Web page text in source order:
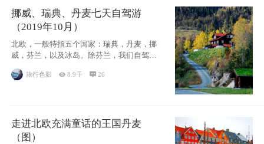
挪威、瑞典、丹麦七天自驾游
（2019年10月）
北欧，一般特指五个国家：瑞典，丹麦，挪
威，芬兰，以及冰岛。除芬兰，我们自驾游
旅行色影 8.9千 26
走进北欧充满童话的王国丹麦
（图）